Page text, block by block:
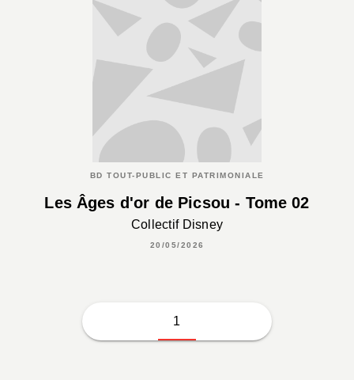
BD TOUT-PUBLIC ET PATRIMONIALE
Les Âges d'or de Picsou - Tome 02
Collectif Disney
20/05/2026
1